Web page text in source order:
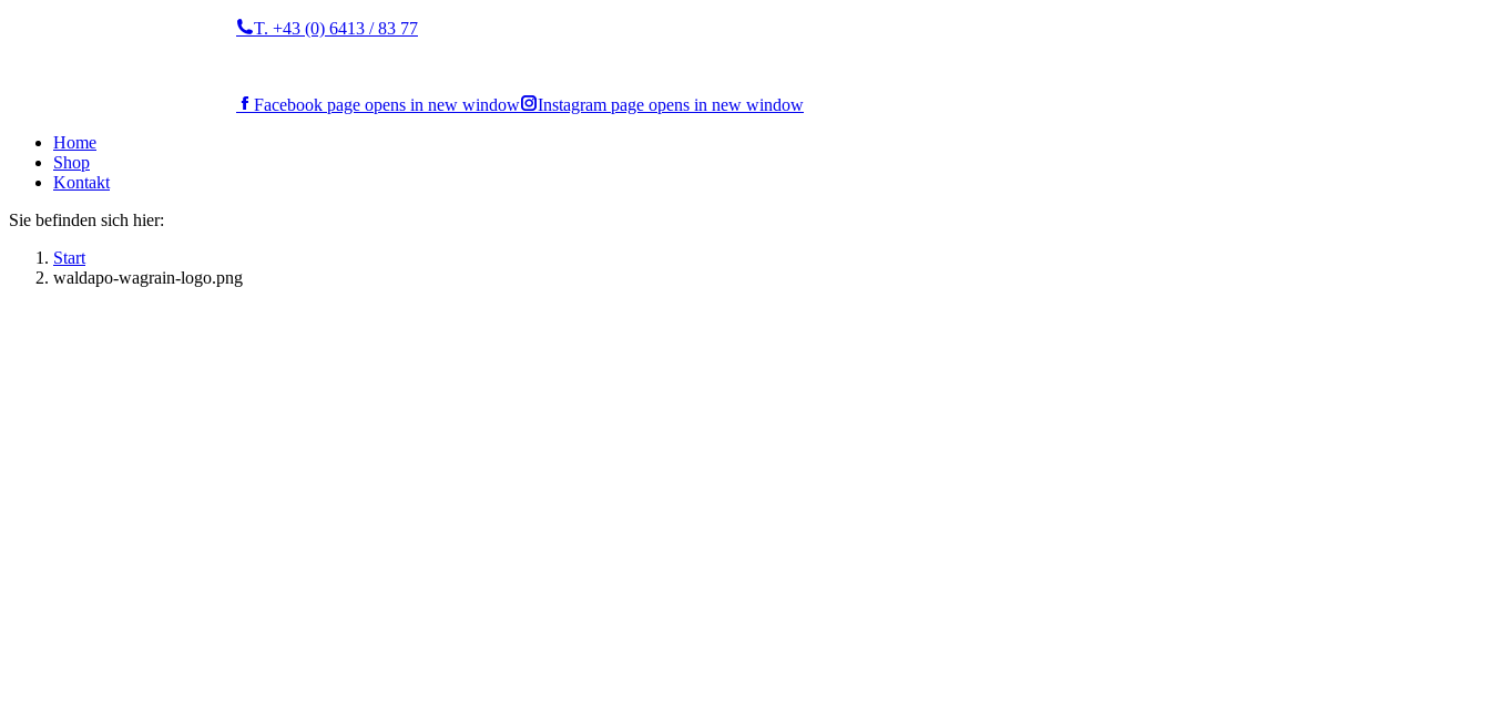
T. +43 (0) 6413 / 83 77
Facebook page opens in new window
Instagram page opens in new window
Home
Shop
Kontakt
Sie befinden sich hier:
Start
waldapo-wagrain-logo.png